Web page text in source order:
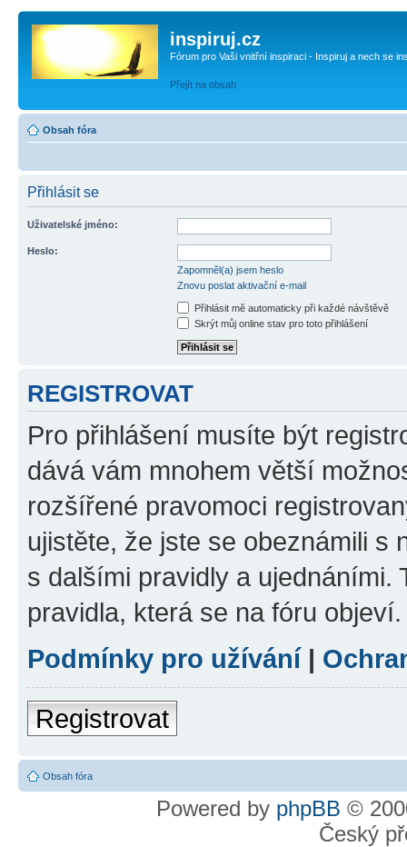
inspiruj.cz
Fórum pro Vaši vnitřní inspiraci - Inspiruj a nech se
Přejít na obsah
Obsah fóra
Přihlásit se
Uživatelské jméno:
Heslo:
Zapomněl(a) jsem heslo
Znovu poslat aktivační e-mail
Přihlásit mě automaticky při každé návštěvě
Skrýt můj online stav pro toto přihlášení
REGISTROVAT
Pro přihlášení musíte být
dává vám mnohem větší
rozšířené pravomoci
ujistěte, že jste se obeznámili s
s dalšími pravidly a ujednáními.
pravidla, která se na fóru objeví.
Podmínky pro užívání|
Registrovat
Obsah fóra
Powered by phpBB ©
Český